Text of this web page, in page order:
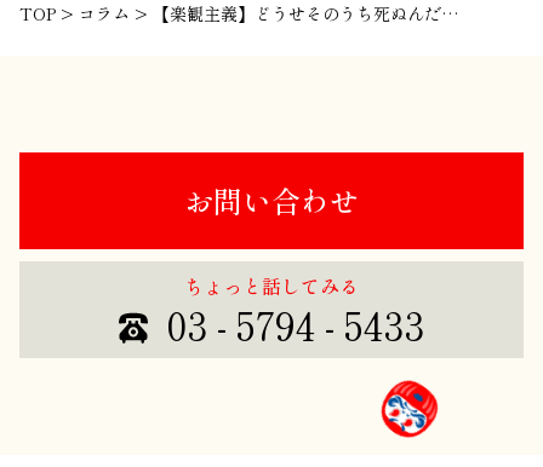
TOP > コラム > 【楽観主義】どうせそのうち死ぬんだから、バカ面白い人生を。
お問い合わせ
ちょっと話してみる
03 - 5794 - 5433